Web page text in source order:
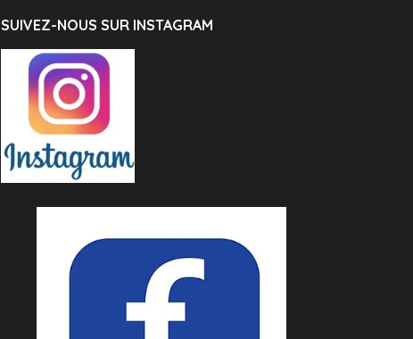
SUIVEZ-NOUS SUR INSTAGRAM